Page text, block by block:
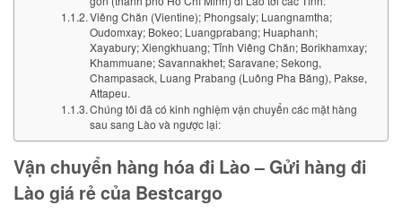
Viêng Chăn (Vientine); Phongsaly; Luangnamtha;
Oudomxay; Bokeo; Luangprabang; Huaphanh;
Xayabury; Xiengkhuang; Tỉnh Viêng Chăn; Borikhamxay;
Khammuane; Savannakhet; Saravane; Sekong,
Champasack, Luang Prabang (Luông Pha Băng), Pakse,
Attapeu.
Chúng tôi đã có kinh nghiệm vận chuyển các mặt hàng
sau sang Lào và ngược lại:
Vận chuyển hàng hóa đi Lào – Gửi hàng đi
Lào giá rẻ của Bestcargo